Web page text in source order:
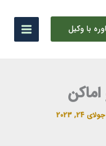
با وکیل
جولای 24, 2023